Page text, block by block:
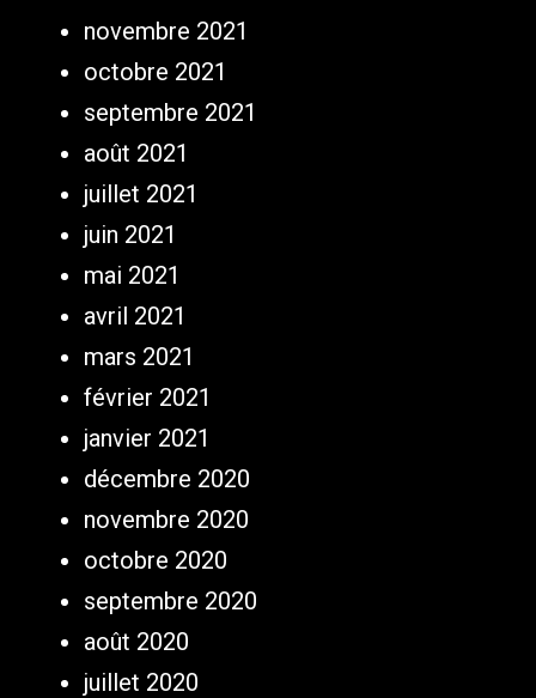
novembre 2021
octobre 2021
septembre 2021
août 2021
juillet 2021
juin 2021
mai 2021
avril 2021
mars 2021
février 2021
janvier 2021
décembre 2020
novembre 2020
octobre 2020
septembre 2020
août 2020
juillet 2020